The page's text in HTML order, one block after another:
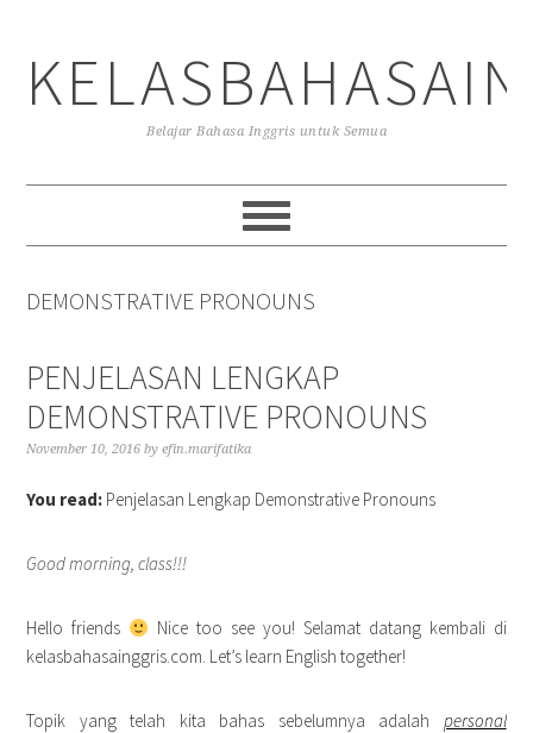
primary
navigation
main
content
primary
sidebar
Belajar Bahasa Inggris untuk Semua
DEMONSTRATIVE PRONOUNS
PENJELASAN LENGKAP
DEMONSTRATIVE PRONOUNS
November 10, 2016 byefin.marifatika
You read: Penjelasan Lengkap Demonstrative Pronouns
Good morning, class!!!
Hello friends
Nice too see you! Selamat datang kembali di
kelasbahasainggris.com. Let’s learn English together!
Topik yang telah kita bahas sebelumnya adalah personal